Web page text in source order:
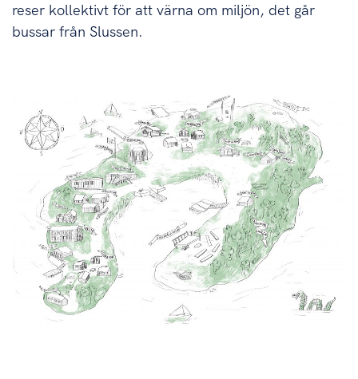
reser kollektivt för att värna om miljön, det går
bussar från Slussen.